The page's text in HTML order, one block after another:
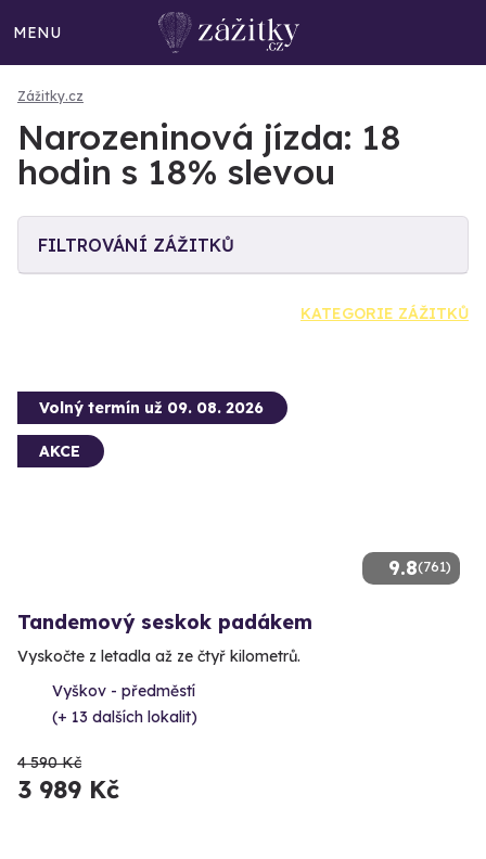
MENU
Zážitky.cz
Narozeninová jízda: 18
hodin s 18% slevou
FILTROVÁNÍ ZÁŽITKŮ
KATEGORIE ZÁŽITKŮ
9.8(761)
Volný termín už 09. 08. 2026
AKCE
Tandemový seskok padákem
Vyskočte z letadla až ze čtyř kilometrů.
Vyškov - předměstí
(+ 13 dalších lokalit)
4 590 Kč
3 989 Kč